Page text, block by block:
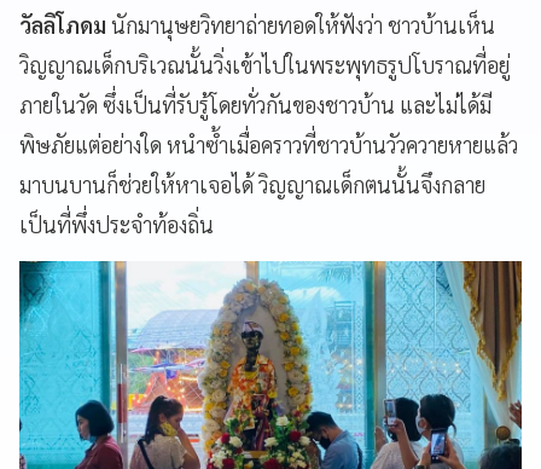
วัลลิโภดม นักมานุษยวิทยาถ่ายทอดให้ฟังว่า ชาวบ้านเห็น
วิญญาณเด็กบริเวณนั้นวิ่งเข้าไปในพระพุทธรูปโบราณที่อยู่
ภายในวัด ซึ่งเป็นที่รับรู้โดยทั่วกันของชาวบ้าน และไม่ได้มี
พิษภัยแต่อย่างใด หนำซ้ำเมื่อคราวที่ชาวบ้านวัวควายหายแล้ว
มาบนบานก็ช่วยให้หาเจอได้ วิญญาณเด็กตนนั้นจึงกลาย
เป็นที่พึ่งประจำท้องถิ่น